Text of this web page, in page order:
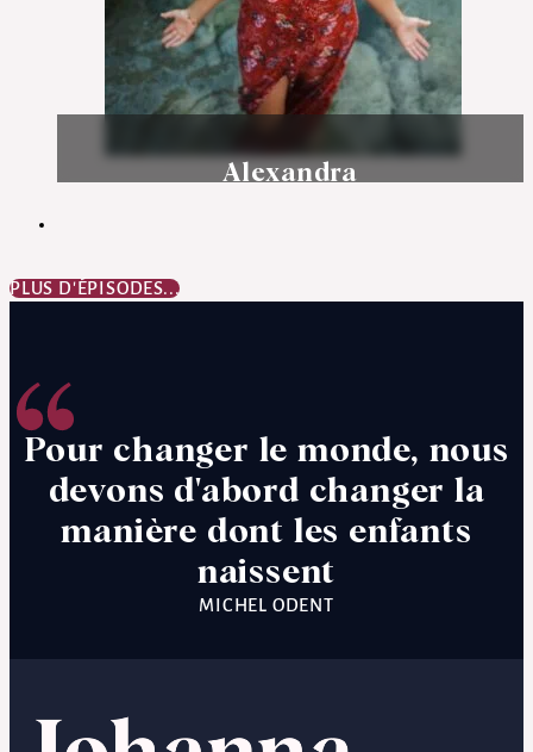
Alexandra
PLUS D'ÉPISODES...
Pour changer le monde, nous
devons d'abord changer la
manière dont les enfants
naissent
MICHEL ODENT